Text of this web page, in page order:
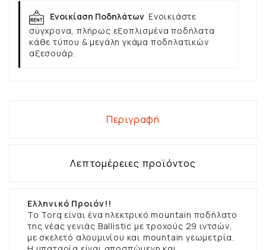
Ενοικίαση Ποδηλάτων Ενοικιάστε
σύγχρονα, πλήρως εξοπλισμένα ποδήλατα
κάθε τύπου & μεγάλη γκάμα ποδηλατικών
αξεσουάρ.
Περιγραφή
Λεπτομέρειες προϊόντος
Ελληνικό Προιόν!!
Το Torq είναι ένα ηλεκτρικό mountain ποδήλατο
της νέας γενιάς Ballistic με τροχούς 29 ιντσών,
με σκελετό αλουμινίου και mountain γεωμετρία.